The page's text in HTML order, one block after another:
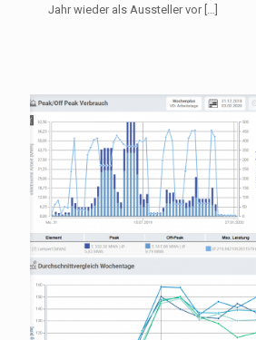
Jahr wieder als Aussteller vor[…]